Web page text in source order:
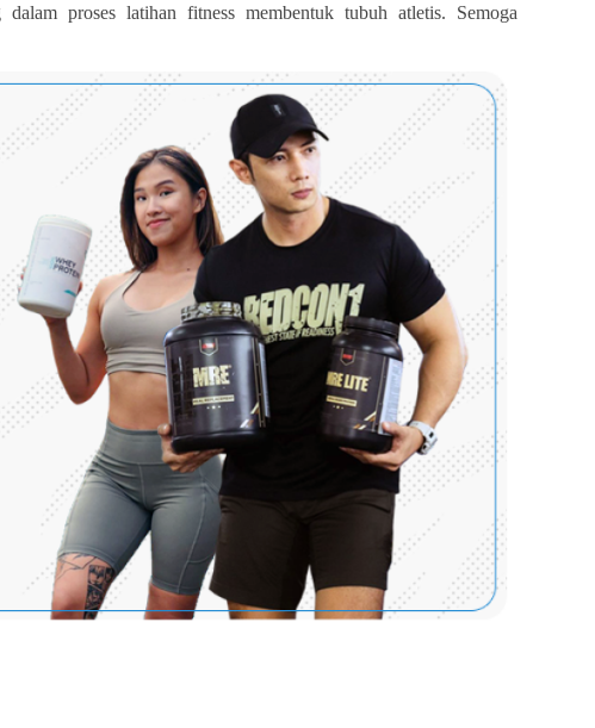
proses latihan fitness membentuk tubuh atletis. Semoga